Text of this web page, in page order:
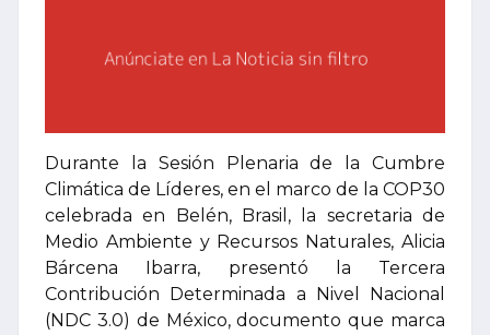
Durante la Sesión Plenaria de la Cumbre
Climática de Líderes, en el marco de la COP30
celebrada en Belén, Brasil, la secretaria de
Medio Ambiente y Recursos Naturales, Alicia
Bárcena Ibarra, presentó la Tercera
Contribución Determinada a Nivel Nacional
(NDC 3.0) de México, documento que marca